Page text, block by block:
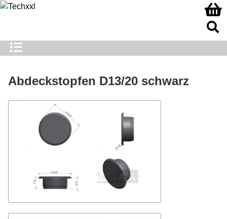
Abdeckstopfen D13/20 schwarz